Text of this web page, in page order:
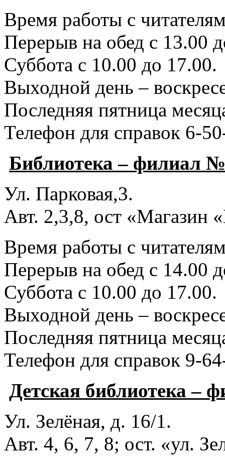
Время работы с
Перерыв на обед с 13.00
Суббота с 10.00 до 17.00.
Выходной день –
Последняя пятница
Телефон для справок 6-
Библиотека – филиал
Ул. Парковая,3.
Авт. 2,3,8, ост «Магазин
Время работы с
Перерыв на обед с 14.00
Суббота с 10.00 до 17.00.
Выходной день –
Последняя пятница
Телефон для справок 9-
Детская библиотека –
Ул. Зелёная, д. 16/1.
Авт. 4, 6, 7, 8; ост. «ул.